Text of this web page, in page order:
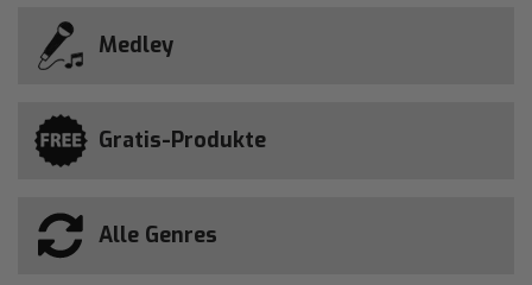
Medley
Gratis-Produkte
Alle Genres